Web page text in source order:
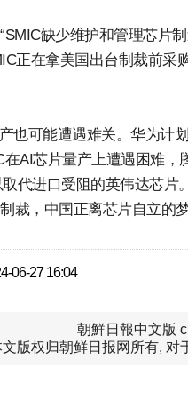
缺少维护和管理芯片
正在拿美国出台制裁前
也可能遭遇难关。华为计
AI芯片量产上遭遇困难
代进口受阻的英伟达芯
裁，中国正离芯片自立的梦
06-27 16:04
朝鮮日報中文版
文版权归朝鲜日报网所有, 对